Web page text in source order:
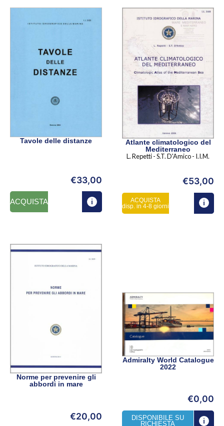
Tavole delle distanze
€33,00
ACQUISTA
Atlante climatologico del
Mediterraneo
L. Repetti - S.T. D'Amico - I.I.M.
€53,00
ACQUISTA
disp. in 4-8 giorni
Norme per prevenire gli
abbordi in mare
€20,00
Admiralty World Catalogue
2022
€0,00
DISPONIBILE SU
RICHIESTA